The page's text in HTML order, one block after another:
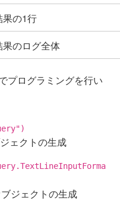
果の1行
果のログ全体
プログラミングを行い
ェクトの生成
ジェクトの生成